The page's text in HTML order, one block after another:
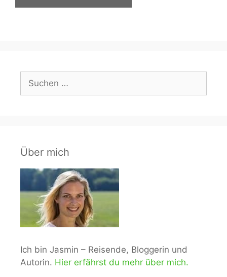
nach:
Über mich
Ich bin Jasmin – Reisende, Bloggerin und
Autorin. Hier erfährst du mehr über mich.